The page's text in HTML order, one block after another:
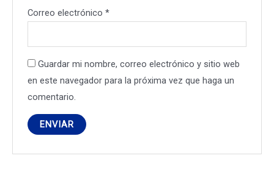
Correo electrónico*
Guardar mi nombre, correo electrónico y sitio web
en este navegador para la próxima vez que haga un
comentario.